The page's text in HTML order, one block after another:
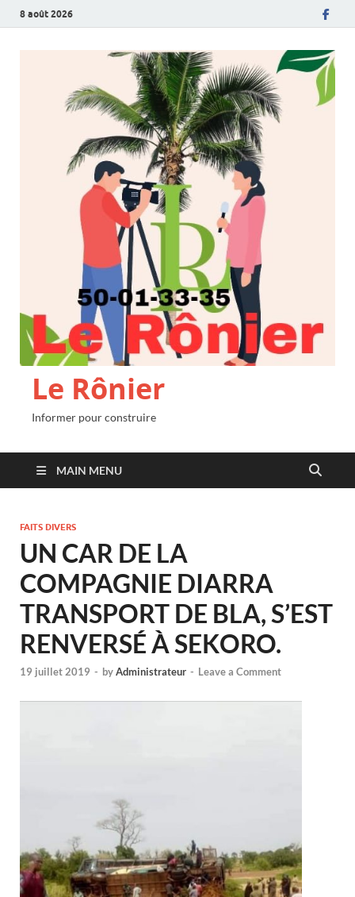
8 août 2026
Le Rônier
Informer pour construire
MAIN MENU
FAITS DIVERS
UN CAR DE LA
COMPAGNIE DIARRA
TRANSPORT DE BLA, S’EST
RENVERSÉ À SEKORO.
19 juillet 2019 - byAdministrateur - Leave a Comment